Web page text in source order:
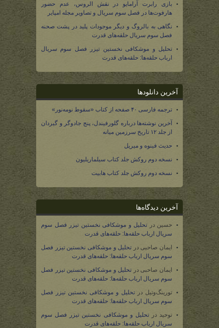
بازی رابرت آرامایو در نقش الروس، عدم حضور
هارفوت‌ها در فصل سوم سریال و تصاویر مجله امپایر
نگاهی به بالروگ و دیگر موجودات پلید در پشت صحنه
فصل سوم سریال حلقه‌های قدرت
تحلیل و موشکافی نخستین تیزر فصل سوم سریال
ارباب حلقه‌ها: حلقه‌های قدرت
آخرین دانلودها
ترجمه فارسی ۴۰ صفحه از کتاب «سقوط نومه‌نور»
آخرین نوشته‌ها درباره گلورفیندل، پنج جادوگر و گیردان
از جلد ۱۲ تاریخ سرزمین میانه
حدیث فینوه و میریل
نسخه دوم روکش جلد کتاب سیلماریلیون
نسخه دوم روکش جلد کتاب هابیت
آخرین دیدگاه‌ها
حسین در تحلیل و موشکافی نخستین تیزر فصل سوم
سریال ارباب حلقه‌ها: حلقه‌های قدرت
ایمان صاحبی در تحلیل و موشکافی نخستین تیزر فصل
سوم سریال ارباب حلقه‌ها: حلقه‌های قدرت
ایمان صاحبی در تحلیل و موشکافی نخستین تیزر فصل
سوم سریال ارباب حلقه‌ها: حلقه‌های قدرت
تورینگ‌وتیل در تحلیل و موشکافی نخستین تیزر فصل
سوم سریال ارباب حلقه‌ها: حلقه‌های قدرت
توحید درتحلیل و موشکافی نخستین تیزر فصل سوم
سریال ارباب حلقه‌ها: حلقه‌های قدرت